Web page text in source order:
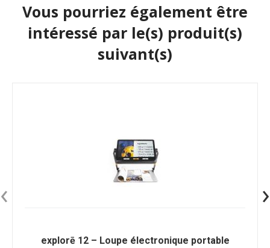
Vous pourriez également être
intéressé par le(s) produit(s)
suivant(s)
explorē 12 – Loupe électronique portable
‹ ›